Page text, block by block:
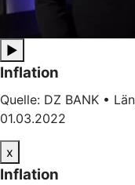
▶
Inflation
Quelle: DZ BANK •
01.03.2022
x
Inflation